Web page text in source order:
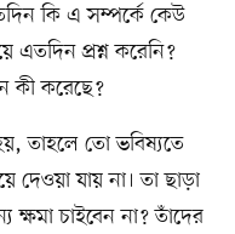
কি এ সম্পর্কে কেউ
প্রশ্ন করেনি?
কী করেছে?
তাহলে তো ভবিষ্যতে
যায় না। তা ছাড়া
ক্ষমা চাইবেন না? তাঁদের